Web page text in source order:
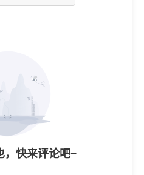
，快来评论吧~